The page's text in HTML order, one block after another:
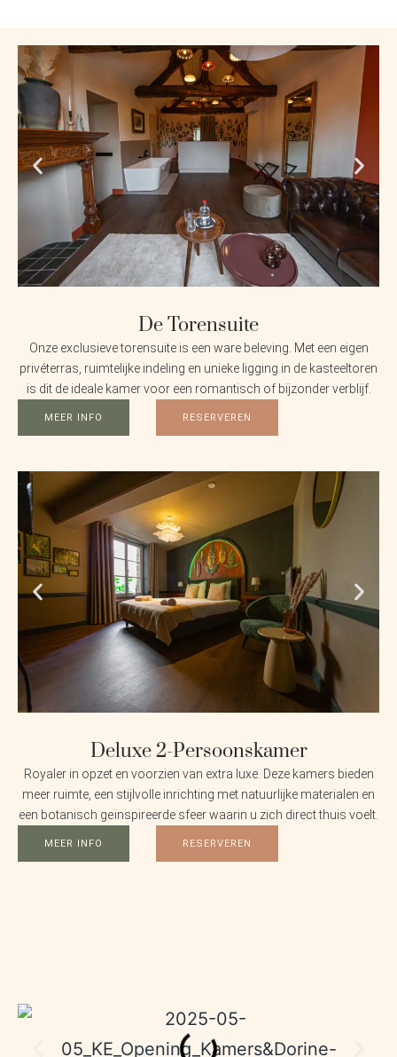
De Torensuite
Onze exclusieve torensuite is een ware beleving. Met een eigen
privéterras, ruimtelijke indeling en unieke ligging in de kasteeltoren
is dit de ideale kamer voor een romantisch of bijzonder verblijf.
MEER INFO RESERVEREN
Deluxe 2-Persoonskamer
Royaler in opzet en voorzien van extra luxe. Deze kamers bieden
meer ruimte, een stijlvolle inrichting met natuurlijke materialen en
een botanisch geïnspireerde sfeer waarin u zich direct thuis voelt.
MEER INFO RESERVEREN